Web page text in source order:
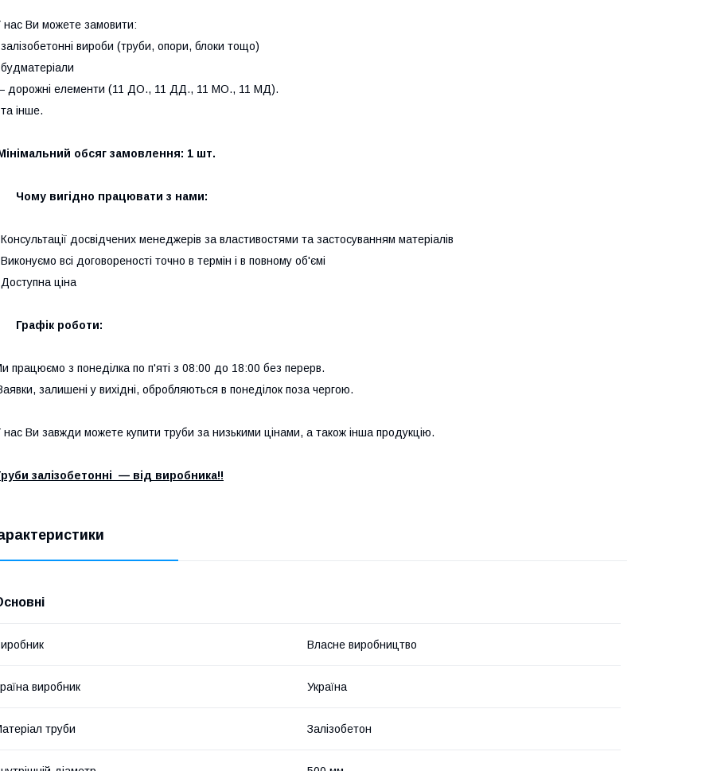
нас Ви можете замовити:
вироби (труби, опори, блоки тощо)
дорожні елементи (11 ДО., 11 ДД., 11 МО., 11 МД).
інше.
обсяг замовлення: 1 шт.
Чому вигідно працювати з нами:
досвідчених менеджерів за властивостями та застосуванням матеріалів
всі договореності точно в термін і в повному об'ємі
ціна
Графік роботи:
працюємо з понеділка по п'яті з 08:00 до 18:00 без перерв.
залишені у вихідні, обробляються в понеділок поза чергою.
нас Ви завжди можете купити труби за низькими цінами, а також інша продукцію.
залізобетонні — від виробника!!
Власне виробництво
виробник Україна
труби Залізобетон